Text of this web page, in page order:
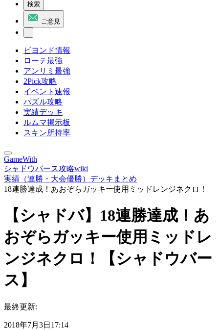
検索
ご意見
ビヨンド情報
ローテ最強
アンリミ最強
2Pick攻略
イベント速報
パズル攻略
実績デッキ
ルムマ掲示板
スキン所持率
GameWith
シャドウバース攻略wiki
実績（連勝・大会優勝）デッキまとめ
18連勝達成！あおぞらガッキー使用ミッドレンジネクロ！
【シャドバ】18連勝達成！あ
おぞらガッキー使用ミッドレ
ンジネクロ！【シャドウバー
ス】
最終更新:
2018年7月3日17:14